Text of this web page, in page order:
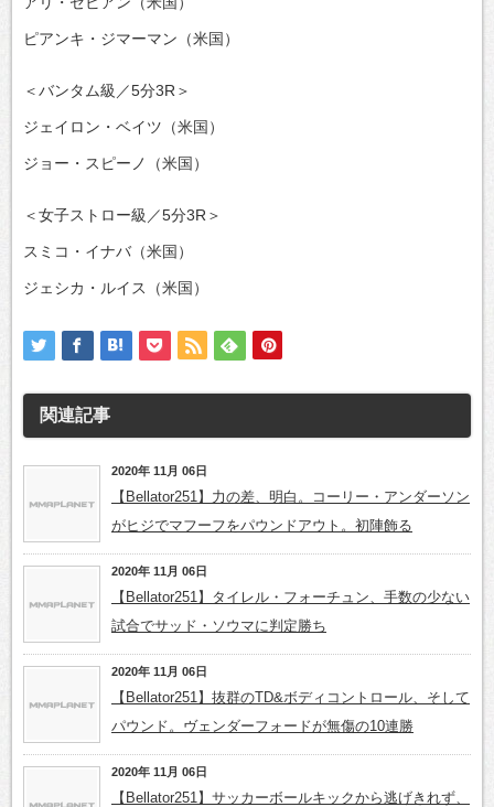
ピアンキ・ジマーマン（米国）
＜バンタム級／5分3R＞
ジェイロン・ベイツ（米国）
ジョー・スピーノ（米国）
＜女子ストロー級／5分3R＞
スミコ・イナバ（米国）
ジェシカ・ルイス（米国）
関連記事
2020年 11月 06日
【Bellator251】力の差、明白。コーリー・アンダーソン
がヒジでマフーフをパウンドアウト。初陣飾る
2020年 11月 06日
【Bellator251】タイレル・フォーチュン、手数の少ない
試合でサッド・ソウマに判定勝ち
2020年 11月 06日
【Bellator251】抜群のTD&ボディコントロール、そして
パウンド。ヴェンダーフォードが無傷の10連勝
2020年 11月 06日
【Bellator251】サッカーボールキックから逃げきれず、